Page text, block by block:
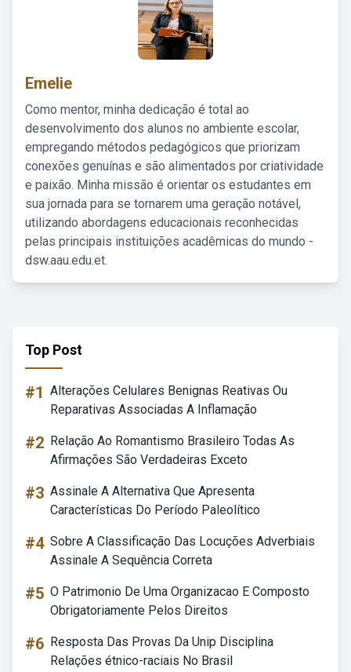
Emelie
Como mentor, minha dedicação é total ao
desenvolvimento dos alunos no ambiente escolar,
empregando métodos pedagógicos que priorizam
conexões genuínas e são alimentados por criatividade
e paixão. Minha missão é orientar os estudantes em
sua jornada para se tornarem uma geração notável,
utilizando abordagens educacionais reconhecidas
pelas principais instituições acadêmicas do mundo -
dsw.aau.edu.et.
Top Post
#1 Alterações Celulares Benignas Reativas Ou
Reparativas Associadas A Inflamação
#2 Relação Ao Romantismo Brasileiro Todas As
Afirmações São Verdadeiras Exceto
#3 Assinale A Alternativa Que Apresenta
Características Do Período Paleolítico
#4 Sobre A Classificação Das Locuções Adverbiais
Assinale A Sequência Correta
#5 O Patrimonio De Uma Organizacao E Composto
Obrigatoriamente Pelos Direitos
#6 Resposta Das Provas Da Unip Disciplina
Relações étnico-raciais No Brasil